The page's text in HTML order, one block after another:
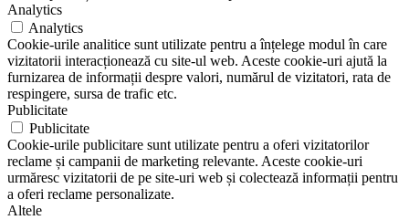
Analytics
Analytics
Cookie-urile analitice sunt utilizate pentru a înțelege modul în care
vizitatorii interacționează cu site-ul web. Aceste cookie-uri ajută la
furnizarea de informații despre valori, numărul de vizitatori, rata de
respingere, sursa de trafic etc.
Publicitate
Publicitate
Cookie-urile publicitare sunt utilizate pentru a oferi vizitatorilor
reclame și campanii de marketing relevante. Aceste cookie-uri
urmăresc vizitatorii de pe site-uri web și colectează informații pentru
a oferi reclame personalizate.
Altele